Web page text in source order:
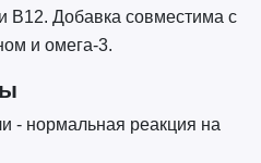
B12. Добавка совместима с
и омега-3.
- нормальная реакция на